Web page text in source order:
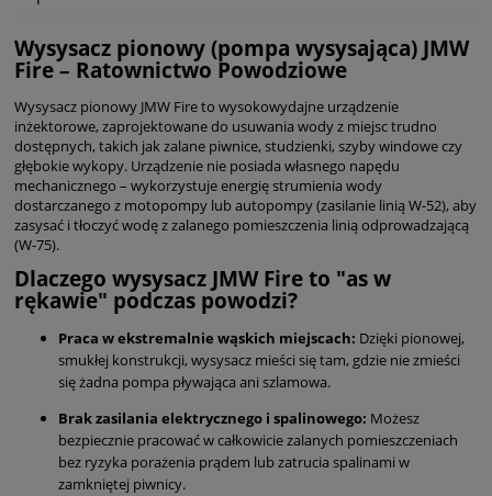
Wysysacz pionowy (pompa wysysająca) JMW
Fire – Ratownictwo Powodziowe
Wysysacz pionowy JMW Fire to wysokowydajne urządzenie
inżektorowe, zaprojektowane do usuwania wody z miejsc trudno
dostępnych, takich jak zalane piwnice, studzienki, szyby windowe czy
głębokie wykopy. Urządzenie nie posiada własnego napędu
mechanicznego – wykorzystuje energię strumienia wody
dostarczanego z motopompy lub autopompy (zasilanie linią W-52), aby
zasysać i tłoczyć wodę z zalanego pomieszczenia linią odprowadzającą
(W-75).
Dlaczego wysysacz JMW Fire to "as w
rękawie" podczas powodzi?
Praca w ekstremalnie wąskich miejscach: Dzięki pionowej,
smukłej konstrukcji, wysysacz mieści się tam, gdzie nie zmieści
się żadna pompa pływająca ani szlamowa.
Brak zasilania elektrycznego i spalinowego: Możesz
bezpiecznie pracować w całkowicie zalanych pomieszczeniach
bez ryzyka porażenia prądem lub zatrucia spalinami w
zamkniętej piwnicy.